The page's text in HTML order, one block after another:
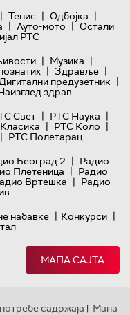
| Тенис | Одбојка |
| Ауто-мото | Остали
РТС
| Музика |
| Здравље |
предузетник |
здрав
Свет | РТС Наука |
| РТС Коло |
| РТС Полетарац
Београд 2 | Радио
Плетеница | Радио
Вртешка | Радио
набавке | Конкурси |
МАПА САЈТА
садржаја | Мапа